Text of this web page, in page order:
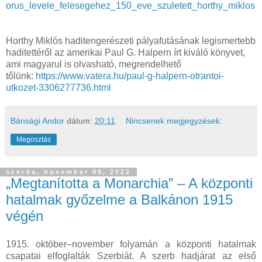
orus_levele_felesegehez_150_eve_szuletett_horthy_miklos
Horthy Miklós haditengerészeti pályafutásának legismertebb
haditettéről az amerikai Paul G. Halpern írt kiváló könyvet,
ami magyarul is olvasható, megrendelhető
tőlünk: https://www.vatera.hu/paul-g-halpern-otrantoi-
utkozet-3306277736.html
Bánsági Andor dátum: 20:11 Nincsenek megjegyzések:
Megosztás
szerda, november 09, 2022
„Megtanította a Monarchia” – A központi
hatalmak győzelme a Balkánon 1915
végén
1915. október–november folyamán a központi hatalmak
csapatai elfoglalták Szerbiát. A szerb hadjárat az első